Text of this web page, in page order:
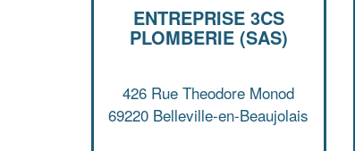
ENTREPRISE 3CS
PLOMBERIE (SAS)
426 Rue Theodore Monod
69220 Belleville-en-Beaujolais